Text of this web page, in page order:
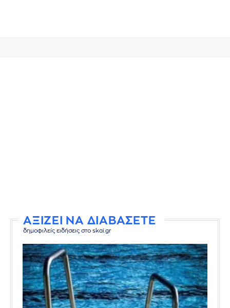
ΑΞΙΖΕΙ ΝΑ ΔΙΑΒΑΣΕΤΕ
δημοφιλείς ειδήσεις στο skai.gr